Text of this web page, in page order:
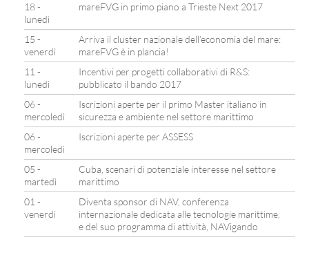
18 -
lunedì
mareFVG in primo piano a Trieste Next 2017
15 -
venerdì
Arriva il cluster nazionale dell’economia del mare:
mareFVG è in plancia!
11 -
lunedì
Incentivi per progetti collaborativi di R&S:
pubblicato il bando 2017
06 -
mercoledì
Iscrizioni aperte per il primo Master italiano in
sicurezza e ambiente nel settore marittimo
06 -
mercoledì
Iscrizioni aperte per ASSESS
05 -
martedì
Cuba, scenari di potenziale interesse nel settore
marittimo
01 -
venerdì
Diventa sponsor di NAV, conferenza
internazionale dedicata alle tecnologie marittime,
e del suo programma di attività, NAVigando